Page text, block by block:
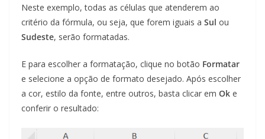
Neste exemplo, todas as células que atenderem ao
critério da fórmula, ou seja, que forem iguais a Sul ou
Sudeste, serão formatadas.
E para escolher a formatação, clique no botão Formatar
e selecione a opção de formato desejado. Após escolher
a cor, estilo da fonte, entre outros, basta clicar em Ok e
conferir o resultado: